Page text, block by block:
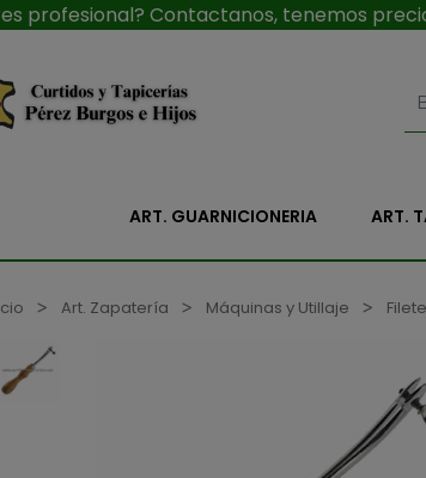
profesional? Contactanos, tenemos
ART. GUARNICIONERIA ART.
Art. Zapatería Máquinas y Utillaje